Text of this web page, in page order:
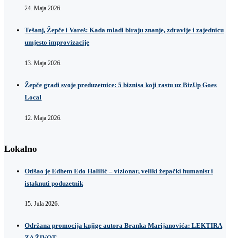
24. Maja 2026.
Tešanj, Žepče i Vareš: Kada mladi biraju znanje, zdravlje i zajednicu
umjesto improvizacije
13. Maja 2026.
Žepče gradi svoje preduzetnice: 5 biznisa koji rastu uz BizUp Goes
Local
12. Maja 2026.
Lokalno
Otišao je Edhem Edo Halilić – vizionar, veliki žepački humanist i
istaknuti poduzetnik
15. Jula 2026.
Održana promocija knjige autora Branka Marijanovića: LEKTIRA